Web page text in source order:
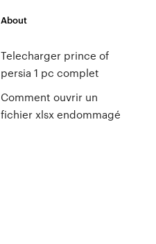
About
Telecharger prince of
persia 1 pc complet
Comment ouvrir un
fichier xlsx endommagé